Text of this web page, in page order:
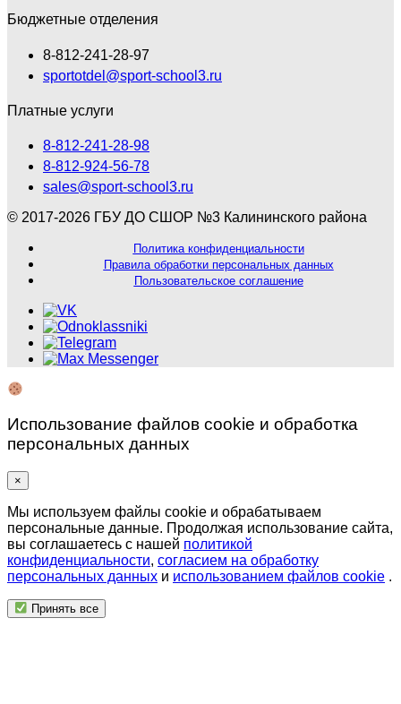
Бюджетные отделения
8-812-241-28-97
sportotdel@sport-school3.ru
Платные услуги
8-812-241-28-98
8-812-924-56-78
sales@sport-school3.ru
© 2017-2026 ГБУ ДО СШОР №3 Калининского района
Политика конфиденциальности
Правила обработки персональных данных
Пользовательское соглашение
Использование файлов cookie и обработка
персональных данных
×
Мы используем файлы cookie и обрабатываем
персональные данные. Продолжая использование сайта,
вы соглашаетесь с нашей политикой
конфиденциальности, согласием на обработку
персональных данных и использованием файлов cookie .
Принять все